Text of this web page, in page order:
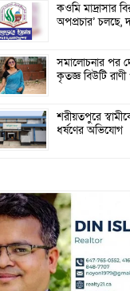
কওমি মাদ্রাসার
অপপ্রচার’ চলছে,
সমালোচনার পর
কৃতজ্ঞ বিউটি
শরীয়তপুরে
ধর্ষণের অভিযোগ